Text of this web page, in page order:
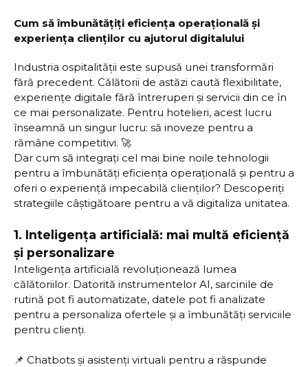
Cum să îmbunătățiți eficiența operațională și
experiența clienților cu ajutorul digitalului
Industria ospitalității este supusă unei transformări
fără precedent. Călătorii de astăzi caută flexibilitate,
experiențe digitale fără întreruperi și servicii din ce în
ce mai personalizate. Pentru hotelieri, acest lucru
înseamnă un singur lucru: să inoveze pentru a
rămâne competitivi. 🚀
Dar cum să integrați cel mai bine noile tehnologii
pentru a îmbunătăți eficiența operațională și pentru a
oferi o experiență impecabilă clienților? Descoperiți
strategiile câștigătoare pentru a vă digitaliza unitatea.
1. Inteligența artificială: mai multă eficiență
și personalizare
Inteligența artificială revoluționează lumea
călătoriilor. Datorită instrumentelor AI, sarcinile de
rutină pot fi automatizate, datele pot fi analizate
pentru a personaliza ofertele și a îmbunătăți serviciile
pentru clienți.
📌 Chatbots și asistenți virtuali pentru a răspunde